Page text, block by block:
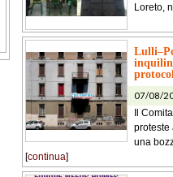
Loreto,
07/08/
Il
proteste
una
[continua]